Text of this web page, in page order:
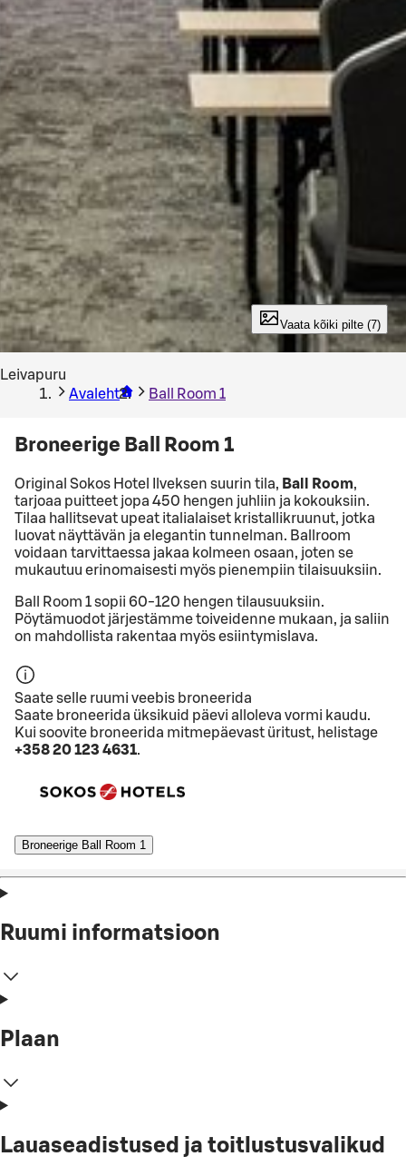
Vaata kõiki pilte (7)
Leivapuru
Avaleht
Ball Room 1
Broneerige Ball Room 1
Original Sokos Hotel Ilveksen suurin tila, Ball Room,
tarjoaa puitteet jopa 450 hengen juhliin ja kokouksiin.
Tilaa hallitsevat upeat italialaiset kristallikruunut, jotka
luovat näyttävän ja elegantin tunnelman. Ballroom
voidaan tarvittaessa jakaa kolmeen osaan, joten se
mukautuu erinomaisesti myös pienempiin tilaisuuksiin.
Ball Room 1 sopii 60-120 hengen tilausuuksiin.
Pöytämuodot järjestämme toiveidenne mukaan, ja saliin
on mahdollista rakentaa myös esiintymislava.
Saate selle ruumi veebis broneerida
Saate broneerida üksikuid päevi alloleva vormi kaudu.
Kui soovite broneerida mitmepäevast üritust, helistage
+358 20 123 4631.
Broneerige Ball Room 1
Ruumi informatsioon
Plaan
Lauaseadistused ja toitlustusvalikud